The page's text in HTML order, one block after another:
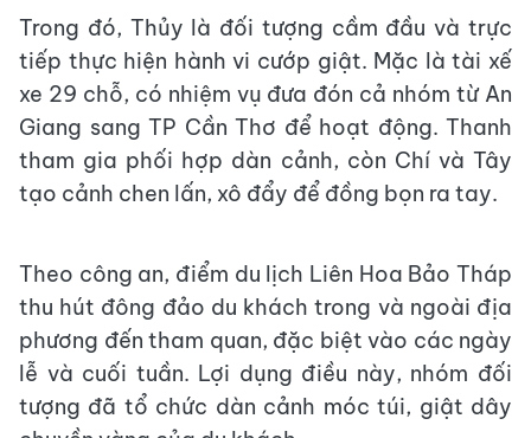
Trong đó, Thủy là đối tượng cầm đầu và trực
tiếp thực hiện hành vi cướp giật. Mặc là tài xế
xe 29 chỗ, có nhiệm vụ đưa đón cả nhóm từ An
Giang sang TP Cần Thơ để hoạt động. Thanh
tham gia phối hợp dàn cảnh, còn Chí và Tây
tạo cảnh chen lấn, xô đẩy để đồng bọn ra tay.
Theo công an, điểm du lịch Liên Hoa Bảo Tháp
thu hút đông đảo du khách trong và ngoài địa
phương đến tham quan, đặc biệt vào các ngày
lễ và cuối tuần. Lợi dụng điều này, nhóm đối
tượng đã tổ chức dàn cảnh móc túi, giật dây